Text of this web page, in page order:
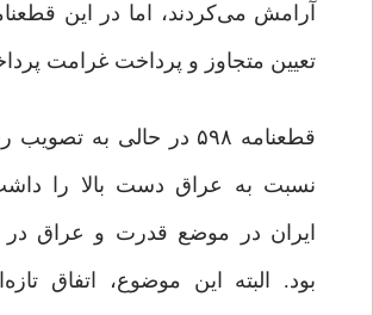
آرامش می‌کردند، اما در این
تعیین متجاوز و پرداخت غرامت
قطعنامه ۵۹۸ در حالی به
نسبت به عراق دست بالا را
ایران در موضع قدرت و عراق
بود. البته این موضوع، اتفاق